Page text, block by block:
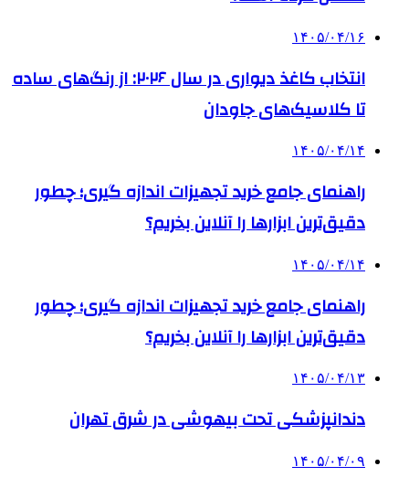
۱۴۰۵/۰۴/۱۶
انتخاب کاغذ دیواری در سال ۲۰۲۶: از رنگ‌های ساده
تا کلاسیک‌های جاودان
۱۴۰۵/۰۴/۱۴
راهنمای جامع خرید تجهیزات اندازه گیری؛ چطور
دقیق‌ترین ابزارها را آنلاین بخریم؟
۱۴۰۵/۰۴/۱۴
راهنمای جامع خرید تجهیزات اندازه گیری؛ چطور
دقیق‌ترین ابزارها را آنلاین بخریم؟
۱۴۰۵/۰۴/۱۳
دندانپزشکی تحت بیهوشی در شرق تهران
۱۴۰۵/۰۴/۰۹